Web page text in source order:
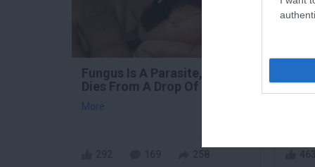
Fungus Is A Parasite, And It
Dies From A Drop Of Plain...
More
No